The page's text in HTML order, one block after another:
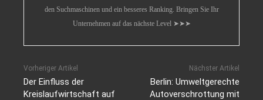
den Suchmaschinen und ein besseres Ranking. Bringen Sie Ihr
Unternehmen auf das nächste Level ➤➤➤
Vorheriger Artikel
Der Einfluss der
Kreislaufwirtschaft auf
Nächster Artikel
Berlin: Umweltgerechte
Autoverschrottung mit